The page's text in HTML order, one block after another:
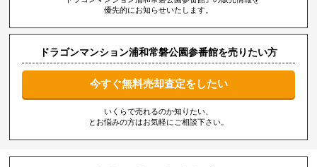
優先的にお知らせいたします。
ドラゴンマンション浦和常磐公園参番館を売りたい方
今すぐ無料売却査定をしたい
いくらで売れるのか知りたい、
とお悩みの方はお気軽にご相談下さい。